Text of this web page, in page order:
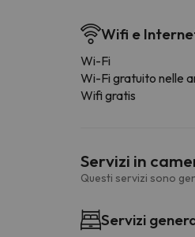
Wifi e
Wi-Fi
Wi-Fi gratuito nelle
Wifi gratis
Servizi in
Questi servizi sono
Servizi